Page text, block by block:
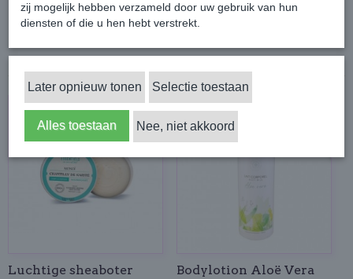
Luchtige sheaboter
Bodylotion Aloë Vera
zij mogelijk hebben verzameld door uw gebruik van hun
diensten of die u hen hebt verstrekt.
Later opnieuw tonen Selectie toestaan
Alles toestaan Nee, niet akkoord